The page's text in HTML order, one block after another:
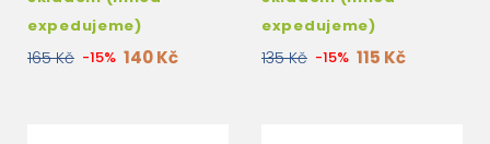
expedujeme)
165 Kč -15% 140 Kč
expedujeme)
135 Kč -15% 115 Kč